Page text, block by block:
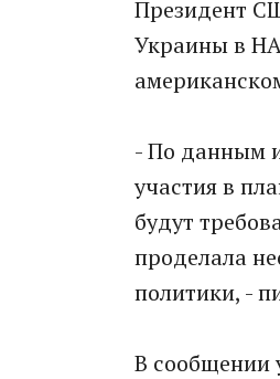
Президент
Украины в
- По данным
участия в
будут
проделала
политики, -
В сообщении